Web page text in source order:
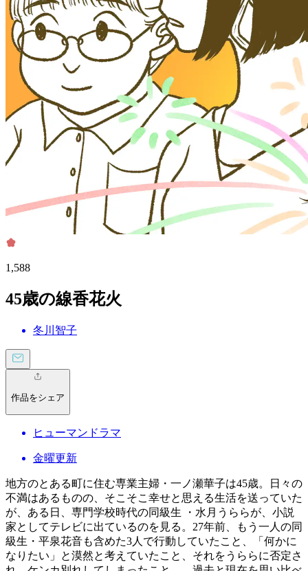
1,588
45歳の線香花火
冬川智子
作品をシェア
ヒューマンドラマ
金曜更新
地方のとある町に住む専業主婦・一ノ瀬華子は45歳。日々の
不満はあるものの、そこそこ幸せと思える生活を送っていた
が、ある日、専門学校時代の同級生 ・水月うららが、小説
家としてテレビに出ているのを見る。27年前、もう一人の同
級生・平泉花音も含めた3人で行動していたこと、「何かに
なりたい」と漠然と考えていたこと、それをうららに否定さ